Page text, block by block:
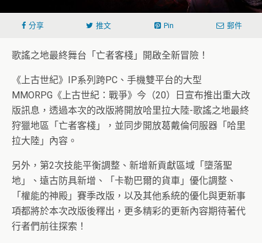
分享 推文 Pin 郵件
歌謠之地最終舞台「亡者客棧」開啟全新冒險！
《上古世紀》IP系列跨PC、手機雙平台的大型
MMORPG《上古世紀：戰爭》今（20）日宣布推出重大改
版訊息，透過本次的改版將開放哈里拉大陸-歌謠之地最終
狩獵地區「亡者客棧」，並同步開放葛戴倫伺服器「哈里
拉大陸」內容。
另外，第2次技能平衡調整、新增新貢獻區域「墮落聖
地」、遠古防具新增、「卡勒巴爾的貨車」優化調整、
「權能的神殿」賽季改版，以及其他系統的優化與更新事
項都將於本次改版後釋出，更多精彩的更新內容期待著代
行者們前往探索！